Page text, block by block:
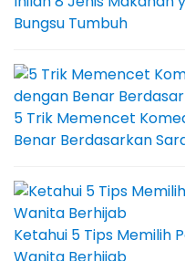
Bungsu Tumbuh
5 Trik Memencet
Benar Berdasarkan
Ketahui 5 Tips Memilih
Wanita Berhijab